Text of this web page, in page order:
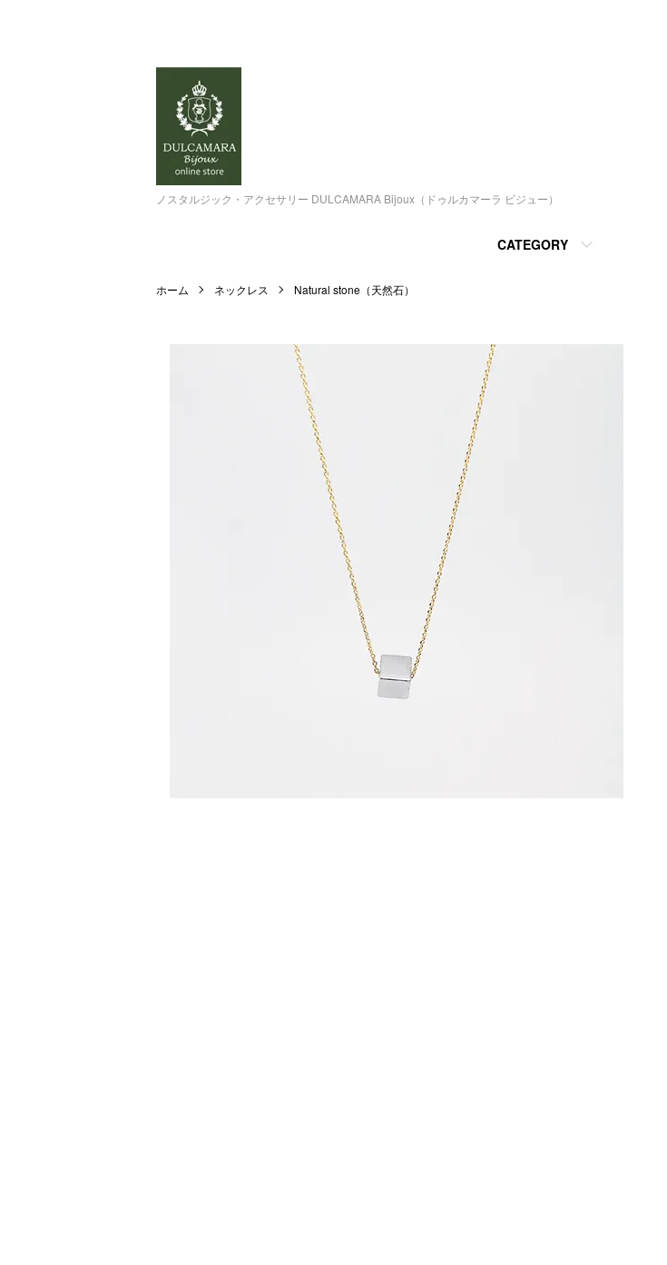
ノスタルジック・アクセサリー DULCAMARA Bijoux（ドゥルカマーラ ビジュー）
CATEGORY
ホーム ネックレス Natural stone（天然石）